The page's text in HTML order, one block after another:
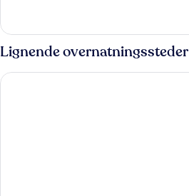
dobbeltværelse
Lignende overnatningssteder
Gothia Towers & Upper House